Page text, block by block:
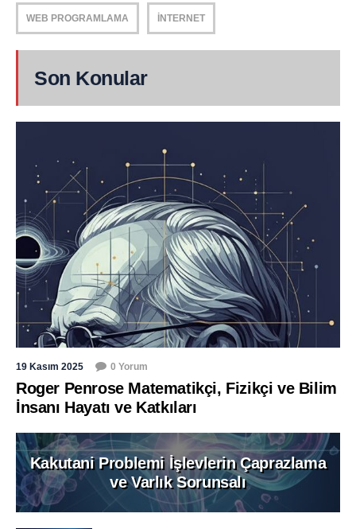
WEB PROGRAMLAMA İNTERNET
Son Konular
19 Kasım 2025 0 Yorum
Roger Penrose Matematikçi, Fizikçi ve Bilim
İnsanı Hayatı ve Katkıları
Kakutani Problemi İşlevlerin Çaprazlama
ve Varlık Sorunsalı